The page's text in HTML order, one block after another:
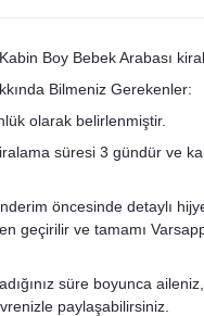
Boy Bebek Arabası
Bilmeniz Gerekenler:
olarak belirlenmiştir.
süresi 3 gündür ve
öncesinde detaylı
geçirilir ve tamamı
süre boyunca
paylaşabilirsiniz.